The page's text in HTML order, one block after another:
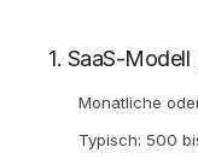
1. SaaS-
Monatliche
Typisch: 500